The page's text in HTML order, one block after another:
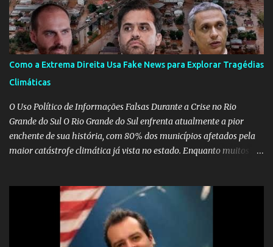
Como a Extrema Direita Usa Fake News para Explorar Tragédias
Climáticas
O Uso Político de Informações Falsas Durante a Crise no Rio
Grande do Sul O Rio Grande do Sul enfrenta atualmente a pior
enchente de sua história, com 80% dos municípios afetados pela
maior catástrofe climática já vista no estado. Enquanto muitos se
voluntários e das forças governamentais, impactando diretamente
nas operações de salvamento. O receio é que notícias falsas, como
a de retenção de doações e o transporte de oxigênio, causem mais
apreensão na população já fragilizada por essa grave situação.